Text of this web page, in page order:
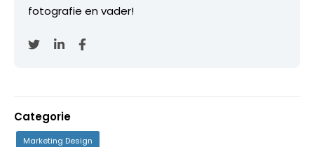
fotografie en vader!
Categorie
Marketing Design